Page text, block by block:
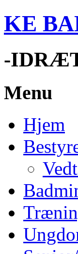
KE
-
Menu
Hjem